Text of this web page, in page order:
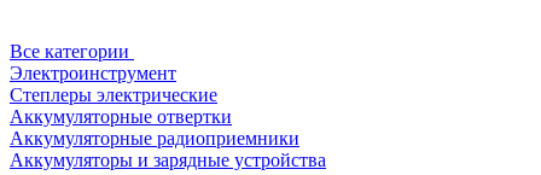
Все категории
Электроинструмент
Степлеры электрические
Аккумуляторные отвертки
Аккумуляторные радиоприемники
Аккумуляторы и зарядные устройства